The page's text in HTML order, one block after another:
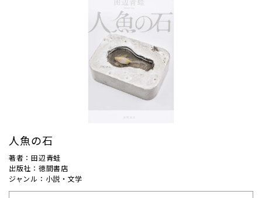
人魚の石
著者：田辺青蛙
出版社：徳間書店
ジャンル：小説・文学